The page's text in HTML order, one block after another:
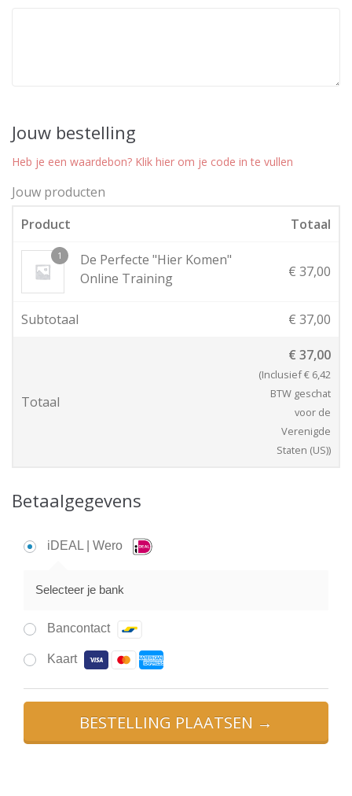
Jouw bestelling
Heb je een waardebon? Klik hier om je code in te vullen
Jouw producten
Product
Totaal
1
De Perfecte "Hier Komen"
Online Training
€ 37,00
Subtotaal € 37,00
Totaal
€ 37,00
(Inclusief€ 6,42
BTW geschat
voor de
Verenigde
Staten (US))
Betaalgegevens
iDEAL | Wero
Selecteer je bank
Bancontact
Kaart
BESTELLING PLAATSEN →